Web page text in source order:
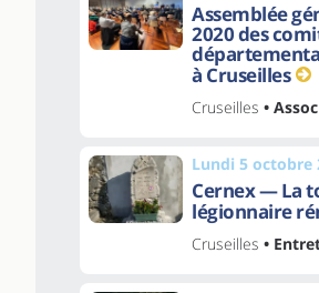
Assemblée
2020 des
à Cruseilles
Cruseilles •
Lundi 5 octobre
Cernex — La
légionnaire
Cruseilles •